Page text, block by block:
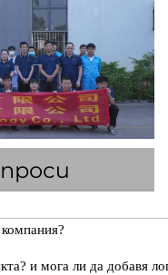
и мога ли да добавя